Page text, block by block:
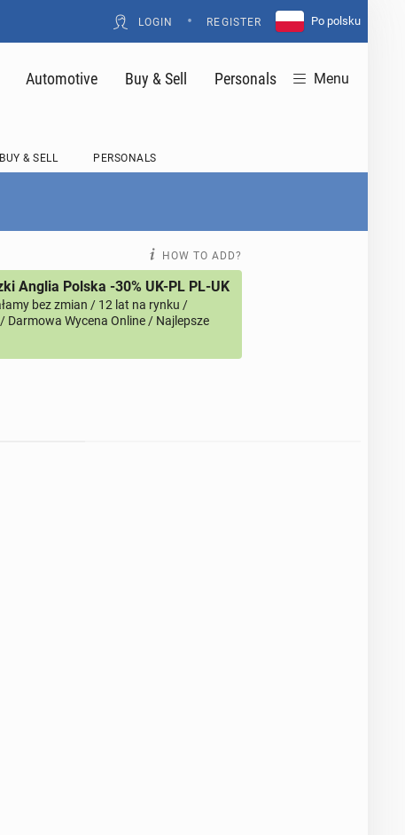
LOGIN • REGISTER Po polsku
Automotive Buy & Sell Personals Menu
BUY & SELL PERSONALS
HOW TO ADD?
Anglia Polska -30% UK-PL PL-UK
bez zmian / 12 lat na rynku /
Darmowa Wycena Online / Najlepsze